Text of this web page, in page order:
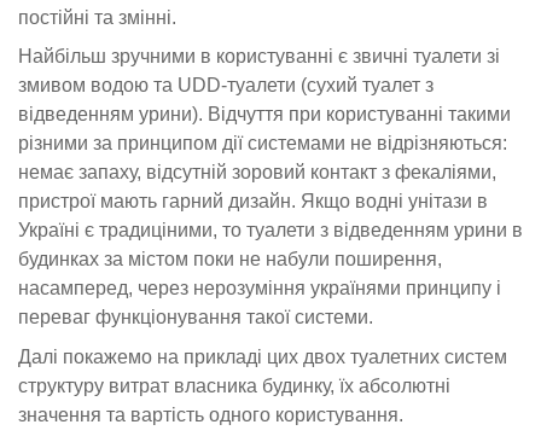
постійні та змінні.
Найбільш зручними в користуванні є звичні туалети зі
змивом водою та UDD-туалети (сухий туалет з
відведенням урини). Відчуття при користуванні такими
різними за принципом дії системами не відрізняються:
немає запаху, відсутній зоровий контакт з фекаліями,
пристрої мають гарний дизайн. Якщо водні унітази в
Україні є традиціними, то туалети з відведенням урини в
будинках за містом поки не набули поширення,
насамперед, через нерозуміння українями принципу і
переваг функціонування такої системи.
Далі покажемо на прикладі цих двох туалетних систем
структуру витрат власника будинку, їх абсолютні
значення та вартість одного користування.